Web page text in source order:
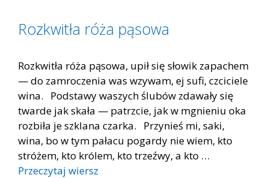
Rozkwitła róża pąsowa
Rozkwitła róża pąsowa, upił się słowik zapachem
— do zamroczenia was wzywam, ej sufi, czciciele
wina. Podstawy waszych ślubów zdawały się
twarde jak skała — patrzcie, jak w mgnieniu oka
rozbiła je szklana czarka. Przynieś mi, saki,
wina, bo w tym pałacu pogardy nie wiem, kto
stróżem, kto królem, kto trzeźwy, a kto …
Przeczytaj wiersz